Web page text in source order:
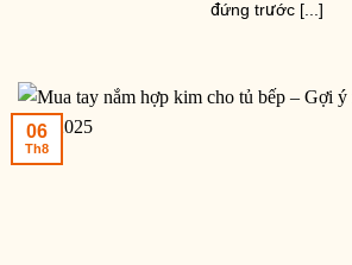
đứng trước [...]
06
Th8